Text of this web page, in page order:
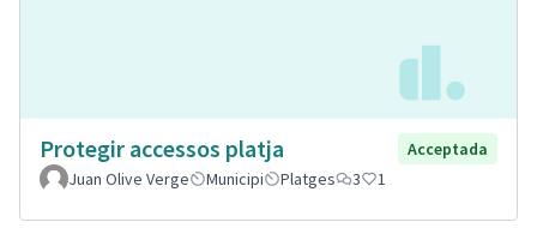
Protegir accessos platja
Acceptada
Juan Olive Verge
Municipi Platges 3 1